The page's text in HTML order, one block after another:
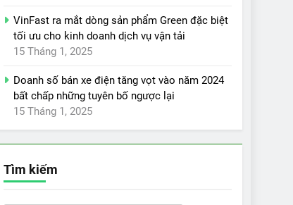
VinFast ra mắt dòng sản phẩm Green đặc biệt
tối ưu cho kinh doanh dịch vụ vận tải
15 Tháng 1, 2025
Doanh số bán xe điện tăng vọt vào năm 2024
bất chấp những tuyên bố ngược lại
15 Tháng 1, 2025
Tìm kiếm